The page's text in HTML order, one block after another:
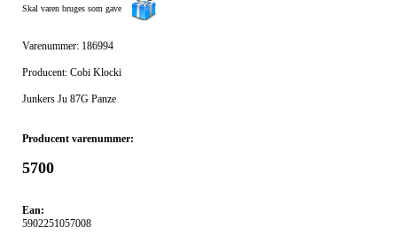
Skal varen bruges som gave
Varenummer: 186994
Producent: Cobi Klocki
Junkers Ju 87G Panze
Producent varenummer:
5700
Ean:
5902251057008